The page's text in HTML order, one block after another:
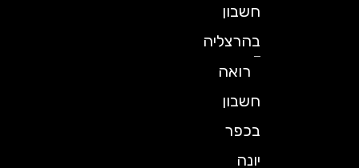
חשבון
בהרצליה
רואה
חשבון
בכפר